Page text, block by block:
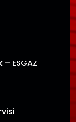
ESGAZ